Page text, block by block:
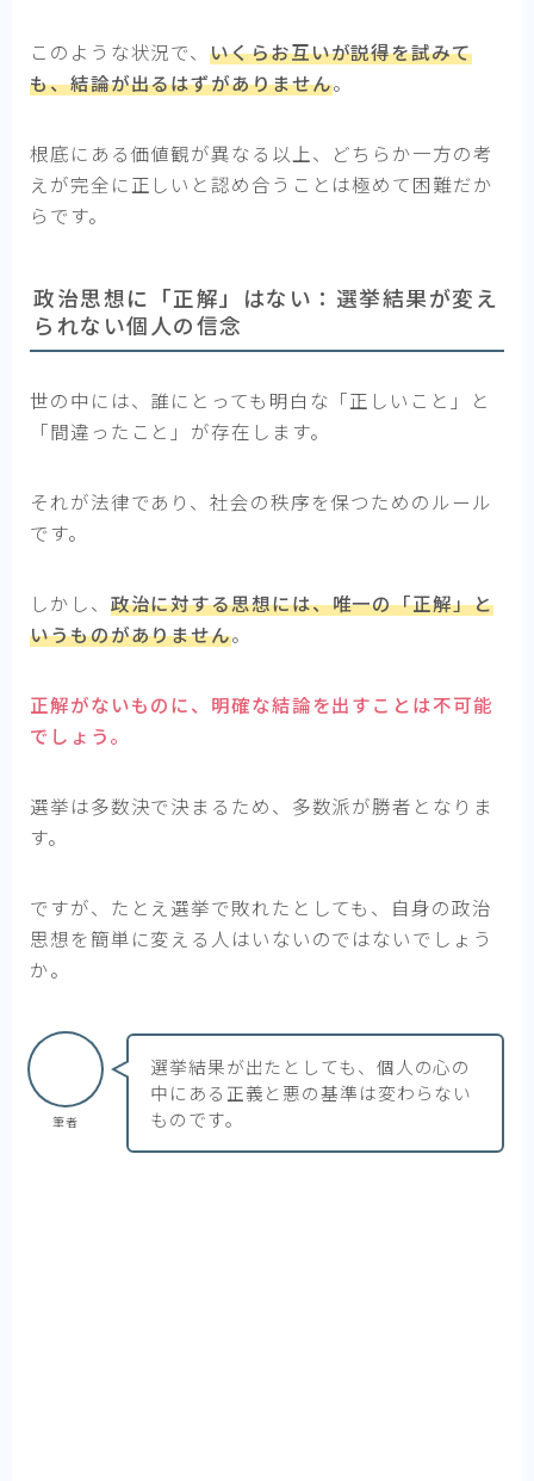
このような状況で、いくらお互いが説得を試みて
も、結論が出るはずがありません。
根底にある価値観が異なる以上、どちらか一方の考
えが完全に正しいと認め合うことは極めて困難だか
らです。
政治思想に「正解」はない：選挙結果が変え
られない個人の信念
世の中には、誰にとっても明白な「正しいこと」と
「間違ったこと」が存在します。
それが法律であり、社会の秩序を保つためのルール
です。
しかし、 政治に対する思想には、唯一の「正解」と
いうものがありません。
正解がないものに、明確な結論を出すことは不可能
でしょう。
選挙は多数決で決まるため、多数派が勝者となりま
す。
ですが、たとえ選挙で敗れたとしても、自身の政治
思想を簡単に変える人はいないのではないでしょう
か。
筆者
選挙結果が出たとしても、個人の心の
中にある正義と悪の基準は変わらない
ものです。